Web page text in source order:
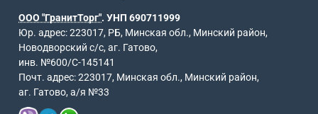
ООО "ГранитТорг". УНП 690711999
Юр. адрес: 223017, РБ, Минская обл., Минский район,
Новодворский с/с, аг. Гатово,
инв. №600/С-145141
Почт. адрес: 223017, Минская обл., Минский район,
аг. Гатово, а/я №33